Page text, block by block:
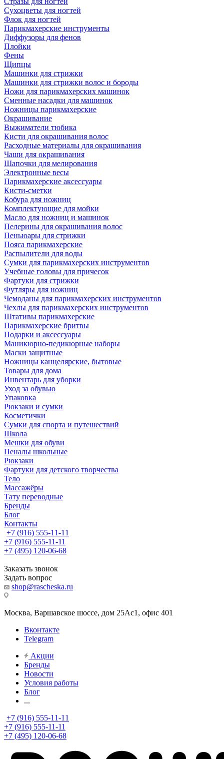
Сухоцветы для ногтей
Флок для ногтей
Парикмахерские инструменты
Диффузоры для фенов
Плойки
Фены
Щипцы
Машинки для стрижки
Машинки для стрижки волос и бороды
Ножи для парикмахерских машинок
Сменные насадки для машинок
Ножницы парикмахерские
Окрашивание
Выжиматели тюбика
Кисти для окрашивания волос
Расходные материалы для окрашивания
Чаши для окрашивания
Шапочки для мелирования
Электронные весы
Парикмахерские аксессуары
Кисти-сметки
Кобура для ножниц
Комплектующие для мойки
Масло для ножниц и машинок
Пелерины для окрашивания волос
Пеньюары для стрижки
Пояса парикмахерские
Распылители для воды
Сумки для парикмахерских инструментов
Учебные головы для причесок
Фартуки для стрижки
Футляры для ножниц
Чемоданы для парикмахерских инструментов
Чехлы для парикмахерских инструментов
Штативы парикмахерские
Парикмахерские бритвы
Подарки и аксессуары
Маникюрно-педикюрные наборы
Маски защитные
Ножницы канцелярские, бытовые
Товары для дома
Инвентарь для уборки
Уход за обувью
Упаковка
Рюкзаки и сумки
Косметички
Сумки для спорта и путешествий
Школа
Мешки для обуви
Пеналы школьные
Рюкзаки
Фартуки для детского творчества
Тело
Массажёры
Тату переводные
Бренды
Блог
Контакты
+7 (916) 555-11-11
+7 (916) 555-11-11
+7 (495) 120-06-68
Заказать звонок
Задать вопрос
shop@rascheska.ru
Москва, Варшавское шоссе, дом 25Аc1, офис 401
Вконтакте
Telegram
Акции
Бренды
Новости
Условия работы
Блог
...
+7 (916) 555-11-11
+7 (916) 555-11-11
+7 (495) 120-06-68